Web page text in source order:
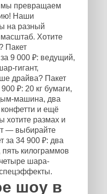
мы превращаем
Наши
на разный
масштаб. Хотите
Пакет
9 000 ₽: ведущий,
гигант,
драйва? Пакет
₽: 20 кг бумаги,
машина, два
и ещё
хотите размах и
— выбирайте
за 34 900 ₽: два
пять килограммов
шара-
шоу в